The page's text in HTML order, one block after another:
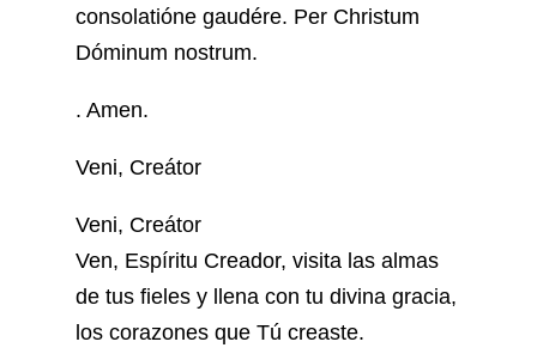
consolatióne gaudére. Per Christum
Dóminum nostrum.
. Amen.
Veni, Creátor
Veni, Creátor
Ven, Espíritu Creador, visita las almas
de tus fieles y llena con tu divina gracia,
los corazones que Tú creaste.